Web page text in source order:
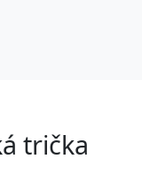
trička